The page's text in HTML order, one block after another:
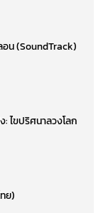
น (SoundTrack)
ไขปริศนาลวงโลก
ย)